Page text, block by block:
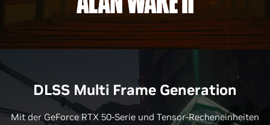
DLSS Multi Frame Generation
Mit der GeForce RTX 50-Serie und Tensor-Recheneinheiten